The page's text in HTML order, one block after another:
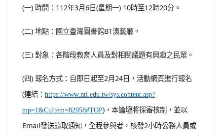
(一) 時間：112年3月6日(星期一) 10時至12時20分。
(二) 地點：國立臺灣圖書館B1演藝廳。
(三) 對象：各階段教育人員及對相關議題有興趣之民眾。
(四) 報名方式：自即日起至2月24日，活動網頁進行報名
(連結： https://www.ntl.edu.tw/sys.content.asp?
mp=1&CuItem=82958#TOP)，本論壇將採審核制，並以
Email發送錄取通知，全程參與者，核發2小時公務人員或